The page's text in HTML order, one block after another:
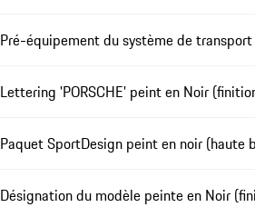
Pré-équipement du système de
Lettering 'PORSCHE' peint en Noir
Paquet SportDesign peint en noir (haute
Désignation du modèle peinte en Noir